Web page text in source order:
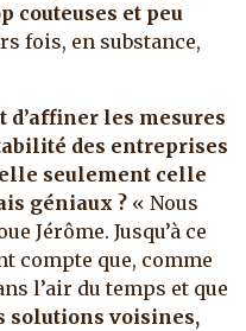
couteuses et peu
fois, en substance,
d’affiner les mesures
des entreprises
seulement celle
géniaux ? « Nous
Jérôme. Jusqu’à ce
compte que, comme
l’air du temps et que
solutions voisines,